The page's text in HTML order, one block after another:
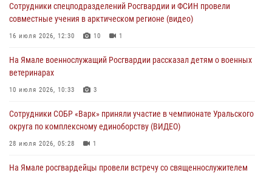
Директор Росгвардии Герой России генерал армии Виктор Золотов
поздравил специалистов подразделений тыла с профессиональным
праздником
Сотрудники СОБР «Варк» повышают боевое мастерство на Ямале
30 июля 2026, 09:34 1
Офицеры спецназа Росгвардии провели практическое занятие для
сотрудников прокуратуры на Ямале
29 июля 2026, 10:42 4
Сотрудники спецподразделений Росгвардии и ФСИН провели
совместные учения в арктическом регионе (видео)
16 июля 2026, 12:30 10 1
На Ямале военнослужащий Росгвардии рассказал детям о военных
ветеринарах
10 июля 2026, 10:33 3
Сотрудники СОБР «Варк» приняли участие в чемпионате Уральского
округа по комплексному единоборству (ВИДЕО)
28 июля 2026, 05:28 1
На Ямале росгвардейцы провели встречу со священнослужителем